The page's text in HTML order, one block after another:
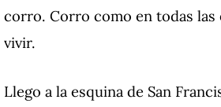
corro. Corro como en todas las
vivir.
Llego a la esquina de San